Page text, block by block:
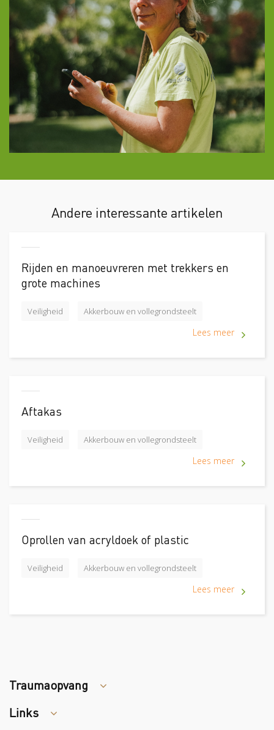
Andere interessante artikelen
Rijden en manoeuvreren met trekkers en
grote machines
Veiligheid Akkerbouw en vollegrondsteelt
Lees meer
Aftakas
Veiligheid Akkerbouw en vollegrondsteelt
Lees meer
Oprollen van acryldoek of plastic
Veiligheid Akkerbouw en vollegrondsteelt
Lees meer
Traumaopvang
Tips arbocatalogus?
Links